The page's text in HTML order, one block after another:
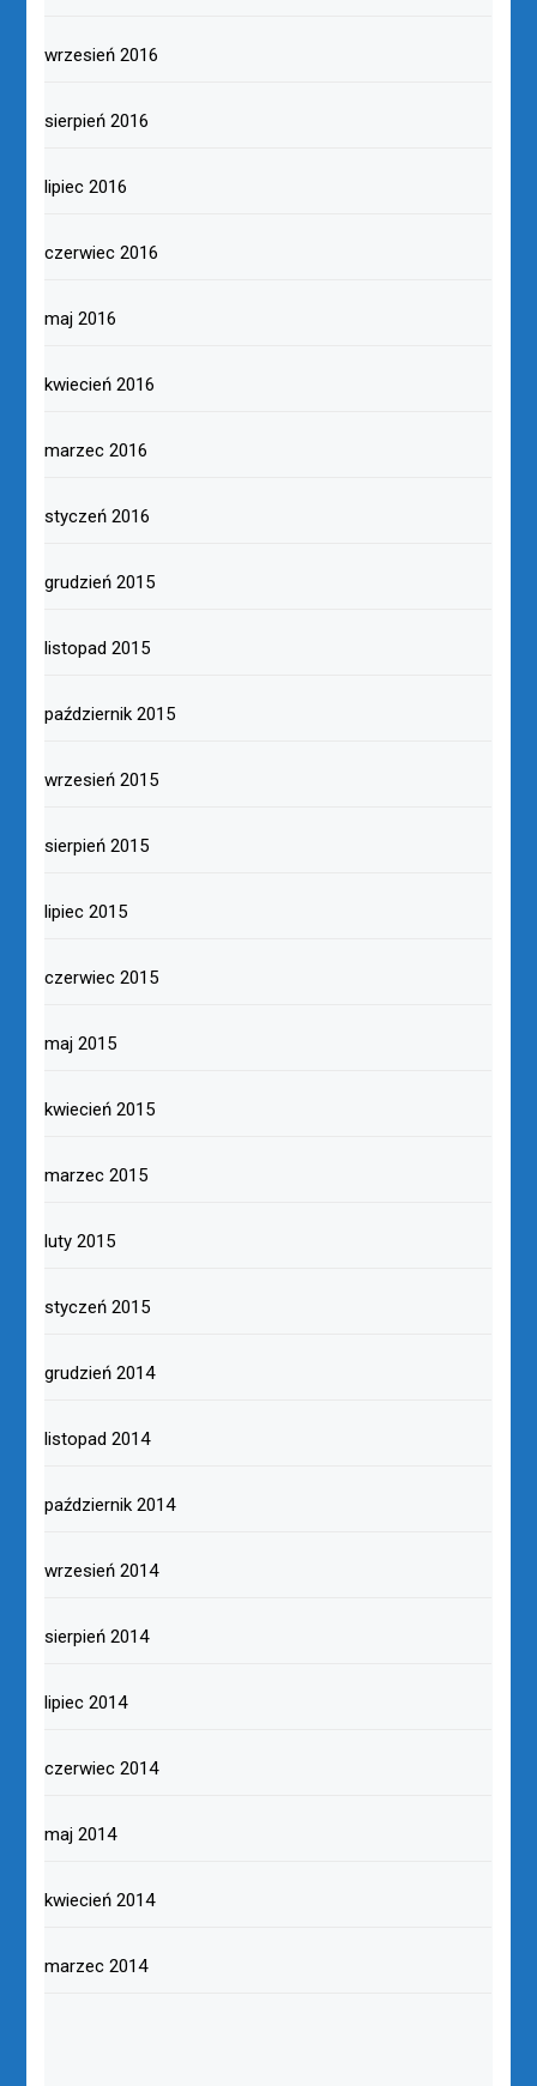
wrzesień 2016
sierpień 2016
lipiec 2016
czerwiec 2016
maj 2016
kwiecień 2016
marzec 2016
styczeń 2016
grudzień 2015
listopad 2015
październik 2015
wrzesień 2015
sierpień 2015
lipiec 2015
czerwiec 2015
maj 2015
kwiecień 2015
marzec 2015
luty 2015
styczeń 2015
grudzień 2014
listopad 2014
październik 2014
wrzesień 2014
sierpień 2014
lipiec 2014
czerwiec 2014
maj 2014
kwiecień 2014
marzec 2014